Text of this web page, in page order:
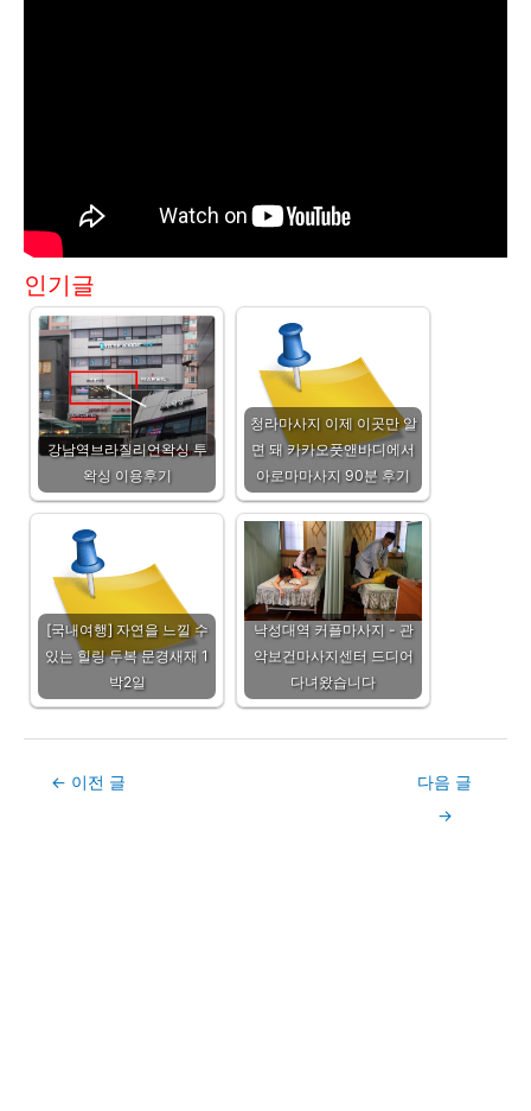
인기글
강남역브라질리언왁싱 투
왁싱 이용후기
청라마사지 이제 이곳만 알
면 돼 카카오풋앤바디에서
아로마마사지 90분 후기
[국내여행] 자연을 느낄 수
있는 힐링 두복 문경새재 1
박2일
낙성대역 커플마사지 - 관
악보건마사지센터 드디어
다녀왔습니다
Post← 이전 글
다음 글
→